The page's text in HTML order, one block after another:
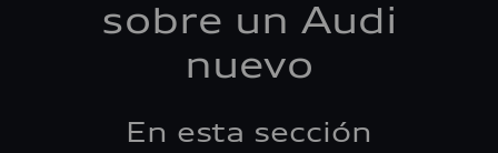
sobre un Audi
nuevo
En esta sección